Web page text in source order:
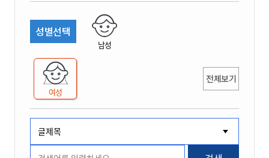
성별선택
남성
여성
전체보기